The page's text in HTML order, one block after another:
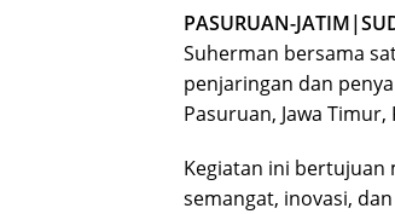
PASURUAN-
Suherman bersama
penjaringan dan
Pasuruan, Jawa Timur,
Kegiatan ini bertujuan
semangat, inovasi,